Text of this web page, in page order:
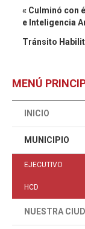
« Culminó con
e Inteligencia
Tránsito
MENÚ
INICIO
MUNICIPIO
EJECUTIVO
HCD
NUESTRA